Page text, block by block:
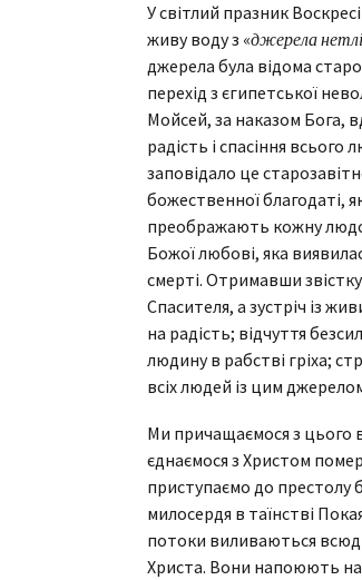
У світлий празник
живу воду з «джерела
джерела була відома
перехід з єгипетської
Мойсей, за наказом Бога,
радість і спасіння всього
заповідало це
божественної благодаті,
преображають кожну
Божої любові, яка
смерті. Отримавши
Спасителя, а зустріч із
на радість; відчуття
людину в рабстві гріха;
всіх людей із цим
Ми причащаємося з цього
єднаємося з Христом
приступаємо до престолу
милосердя в таїнстві
потоки виливаються
Христа. Вони напоюють